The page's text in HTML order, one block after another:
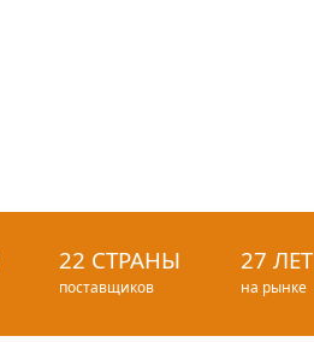
22 СТРАНЫ
поставщиков
27 ЛЕТ
на рынке